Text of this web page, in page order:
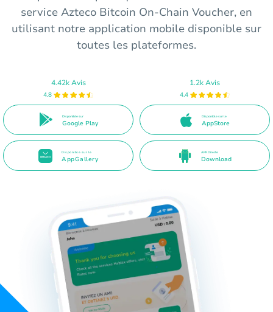
service Azteco Bitcoin On-Chain Voucher, en
utilisant notre application mobile disponible sur
toutes les plateformes.
4.42k Avis
4.8
Disponible sur
Google Play
1.2k Avis
4.4
Disponible sur le
AppStore
Disponible sur le
AppGallery
APK Directe
Download